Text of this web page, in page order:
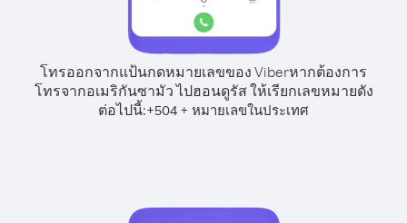
โทรออกจากแป้นกดหมายเลขของ Viberหากต้องการ
โทรจากอเมริกันซามัว ไปฮอนดูรัส ให้เรียกเลขหมายดัง
ต่อไปนี้:+504 + หมายเลขในประเทศ